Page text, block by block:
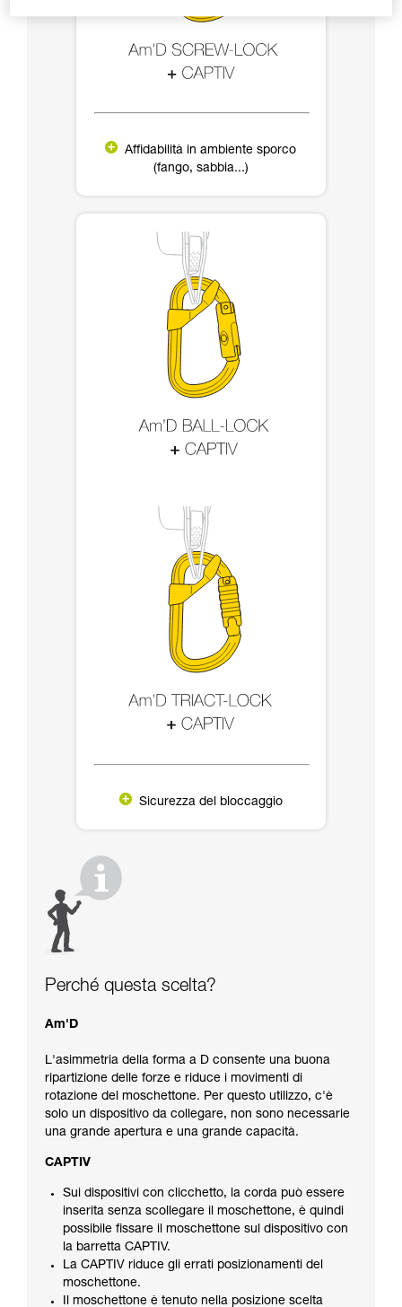
Affidabilità in ambiente sporco
(fango, sabbia...)
Sicurezza del bloccaggio
Perché questa scelta?
Am'D
L'asimmetria della forma a D consente una buona
ripartizione delle forze e riduce i movimenti di
rotazione del moschettone. Per questo utilizzo, c'è
solo un dispositivo da collegare, non sono necessarie
una grande apertura e una grande capacità.
CAPTIV
Sui dispositivi con clicchetto, la corda può essere
inserita senza scollegare il moschettone, è quindi
possibile fissare il moschettone sul dispositivo con
la barretta CAPTIV.
La CAPTIV riduce gli errati posizionamenti del
moschettone.
Il moschettone è tenuto nella posizione scelta